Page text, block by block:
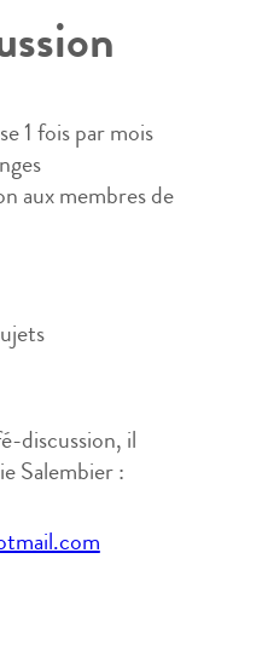
1 fois par mois
aux membres de
discussion, il
Salembier :